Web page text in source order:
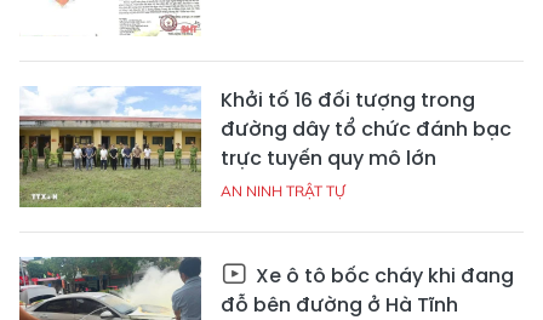
Khởi tố 16 đối tượng trong
đường dây tổ chức đánh bạc
trực tuyến quy mô lớn
AN NINH TRẬT TỰ
Xe ô tô bốc cháy khi đang
đỗ bên đường ở Hà Tĩnh